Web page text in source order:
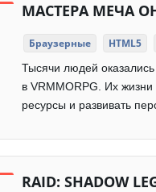
МАСТЕРА МЕЧА
Браузерные HTML5
Тысячи людей
в VRMMORPG. Их жизни
ресурсы и развивать
RAID: SHADOW